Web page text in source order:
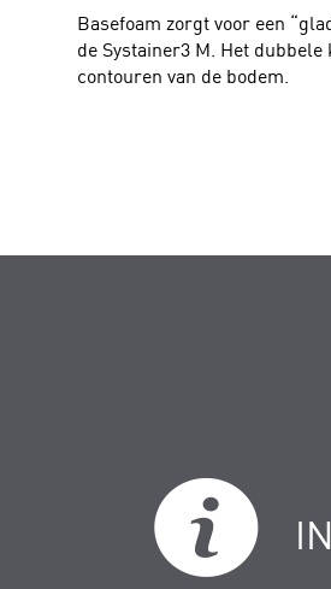
Basefoam zorgt voor een
de Systainer3 M. Het
contouren van de bodem.